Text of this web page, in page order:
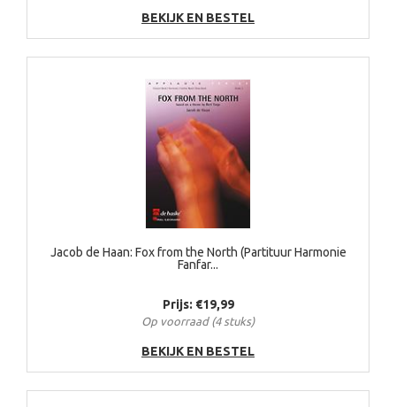
BEKIJK EN BESTEL
Jacob de Haan: Fox from the North (Partituur Harmonie
Fanfar...
Prijs: €19,99
Op voorraad (4 stuks)
BEKIJK EN BESTEL